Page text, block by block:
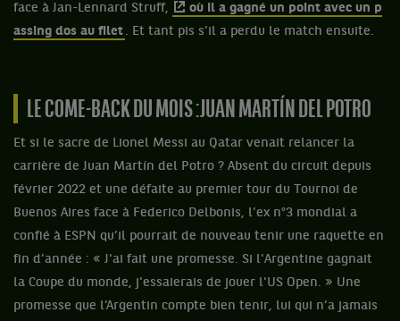
face à Jan-Lennard Struff,
où il a gagné un point avec un p
assing dos au filet . Et tant pis s’il a perdu le match ensuite.
LE COME-BACK DU MOIS : JUAN MARTÍN DEL POTRO
Et si le sacre de Lionel Messi au Qatar venait relancer la
carrière de Juan Martín del Potro ? Absent du circuit depuis
février 2022 et une défaite au premier tour du Tournoi de
Buenos Aires face à Federico Delbonis, l’ex n°3 mondial a
confié à ESPN qu’il pourrait de nouveau tenir une raquette en
fin d’année : « J'ai fait une promesse. Si l'Argentine gagnait
la Coupe du monde, j'essaierais de jouer l'US Open. » Une
promesse que l’Argentin compte bien tenir, lui qui n’a jamais